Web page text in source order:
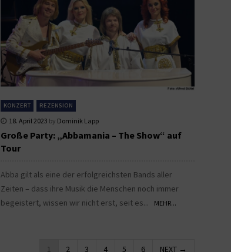
KONZERT REZENSION
18. April 2023 by Dominik Lapp
Große Party: „Abbamania – The Show“ auf
Tour
Abba gilt als eine der erfolgreichsten Bands aller
Zeiten – dass ihre Musik die Menschen noch immer
begeistert, wissen wir nicht erst, seit es...
MEHR...
1 2 3 4 5 6 NEXT →